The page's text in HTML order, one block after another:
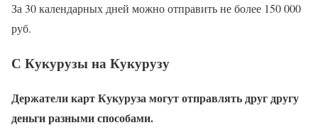
За 30 календарных дней можно отправить не более 150 000
руб.
С Кукурузы на Кукурузу
Держатели карт Кукуруза могут отправлять друг другу
деньги разными способами.